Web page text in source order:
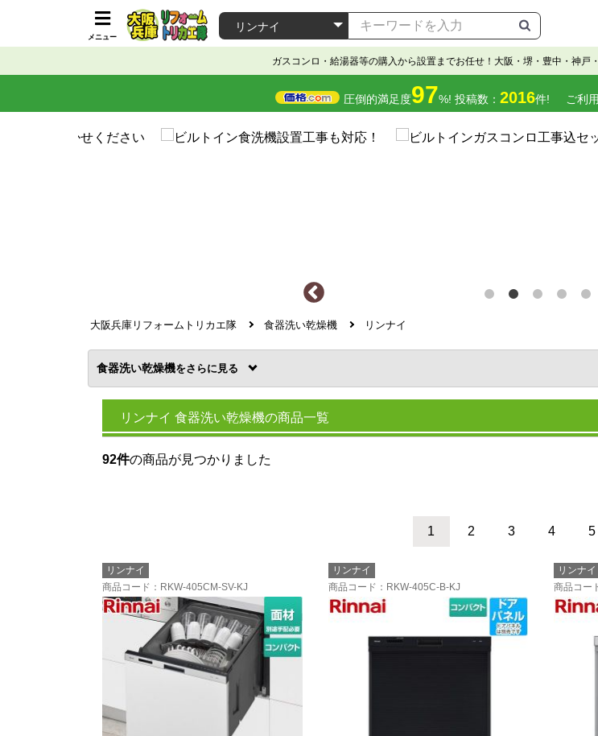
メニュー
ガスコンロ・給湯器等の購入から設置までお任せ！大阪・堺・豊中・神戸
圧倒的満足度97%! 投稿数： 2016件! ご利
大阪兵庫リフォームトリカエ隊 食器洗い乾燥機 リンナイ
食器洗い乾燥機を
リンナイ 食器洗い乾燥機の商品一覧
92件の商品が見つかりました
1 2 3 4 5
リンナイ
商品コード ：RKW-405CM-SV-KJ
リンナイ
商品コード ：RKW-405C-B-KJ
リンナイ
商品コー